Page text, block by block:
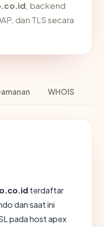
, backend
dan TLS secara
WHOIS
terdaftar
dan saat ini
pada host apex